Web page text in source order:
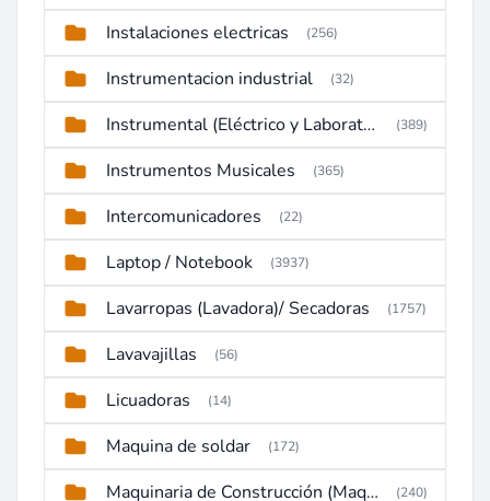
Instalaciones electricas (256)
Instrumentacion industrial (32)
Instrumental (Eléctrico y Laboratorio) (389)
Instrumentos Musicales (365)
Intercomunicadores (22)
Laptop / Notebook (3937)
Lavarropas (Lavadora)/ Secadoras (1757)
Lavavajillas (56)
Licuadoras (14)
Maquina de soldar (172)
Maquinaria de Construcción (Maquinaria Pesada) (240)